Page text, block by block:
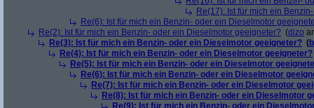
Re(17): Ist für mich ein
Re(6): Ist für mich ein Benzin- oder ein Dieselmotor
Re(2): Ist für mich ein Benzin- oder ein Dieselmotor geeigneter? (dizo
Re(3): Ist für mich ein Benzin- oder ein Dieselmotor geeigneter? (
Re(4): Ist für mich ein Benzin- oder ein Dieselmotor geeigneter?
Re(5): Ist für mich ein Benzin- oder ein Dieselmotor
Re(6): Ist für mich ein Benzin- oder ein Dieselmotor
Re(7): Ist für mich ein Benzin- oder ein Dieselmotor
Re(8): Ist für mich ein Benzin- oder ein Dieselmotor
Re(9): Ist für mich ein Benzin- oder ein